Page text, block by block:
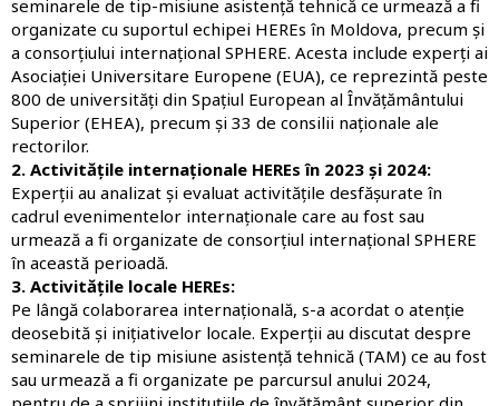
seminarele de tip-misiune asistență tehnică ce urmează a fi
organizate cu suportul echipei HEREs în Moldova, precum și
a consorțiului internațional SPHERE. Acesta include experți ai
Asociației Universitare Europene (EUA), ce reprezintă peste
800 de universități din Spațiul European al Învățământului
Superior (EHEA), precum și 33 de consilii naționale ale
rectorilor.
2. Activitățile internaționale HEREs în 2023 și 2024:
Experții au analizat și evaluat activitățile desfășurate în
cadrul evenimentelor internaționale care au fost sau
urmează a fi organizate de consorțiul internațional SPHERE
în această perioadă.
3. Activitățile locale HEREs:
Pe lângă colaborarea internațională, s-a acordat o atenție
deosebită și inițiativelor locale. Experții au discutat despre
seminarele de tip misiune asistență tehnică (TAM) ce au fost
sau urmează a fi organizate pe parcursul anului 2024,